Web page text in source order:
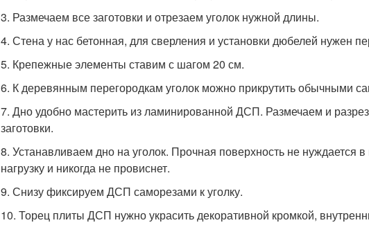
3. Размечаем все заготовки и отрезаем уголок нужной длины.
4. Стена у нас бетонная, для сверления и установки дюбелей нужен
5. Крепежные элементы ставим с шагом 20 см.
6. К деревянным перегородкам уголок можно прикрутить обычными
7. Дно удобно мастерить из ламинированной ДСП. Размечаем и
заготовки.
8. Устанавливаем дно на уголок. Прочная поверхность не нуждается
нагрузку и никогда не провиснет.
9. Снизу фиксируем ДСП саморезами к уголку.
10. Торец плиты ДСП нужно украсить декоративной кромкой,